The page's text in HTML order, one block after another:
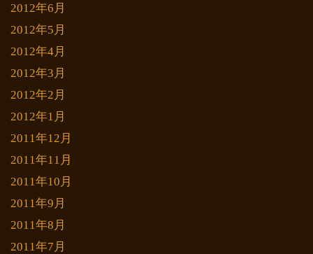
2012年6月
2012年5月
2012年4月
2012年3月
2012年2月
2012年1月
2011年12月
2011年11月
2011年10月
2011年9月
2011年8月
2011年7月